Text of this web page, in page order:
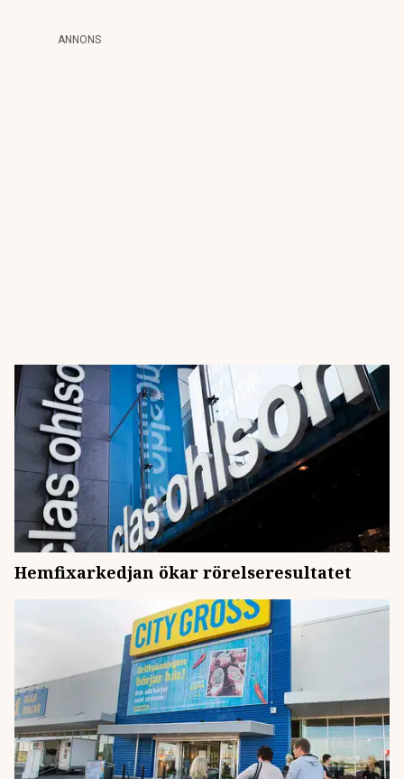
ANNONS
Hemfixarkedjan ökar rörelseresultatet